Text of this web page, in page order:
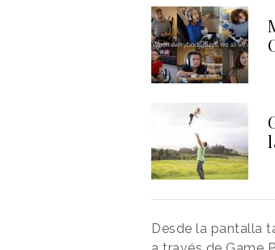
Desde la pantalla